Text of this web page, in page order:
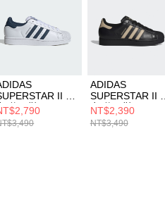
形，恩沛科技股份有限公司將有權停止該用
動。
II 男
休閒鞋 IH9256
ADIDAS
SUPERSTAR II 男
女 休閒鞋 IH4173
NT$2,390
NT$3,490